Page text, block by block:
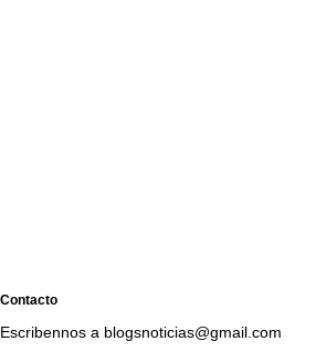
Contacto
Escribennos a blogsnoticias@gmail.com